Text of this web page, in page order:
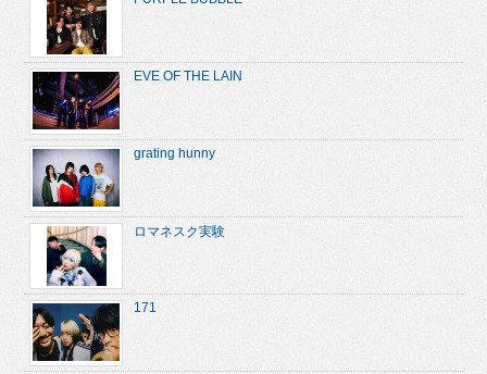
EVE OF THE LAIN
grating hunny
ロマネスク実験
171